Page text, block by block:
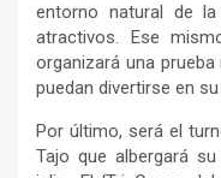
entorno natural de
atractivos. Ese
organizará una
puedan divertirse en
Por último, será el
Tajo que albergará